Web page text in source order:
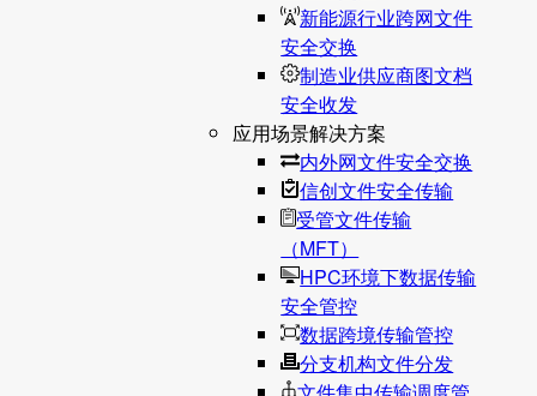
新能源行业跨网文件
安全交换
制造业供应商图文档
安全收发
应用场景解决方案
内外网文件安全交换
信创文件安全传输
受管文件传输
（MFT）
HPC环境下数据传输
安全管控
数据跨境传输管控
分支机构文件分发